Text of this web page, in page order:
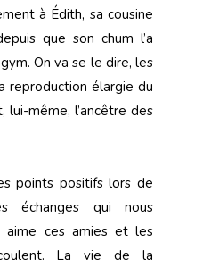
à Édith, sa cousine
que son chum l’a
On va se le dire, les
reproduction élargie du
lui-même, l’ancêtre des
points positifs lors de
échanges qui nous
aime ces amies et les
La vie de la